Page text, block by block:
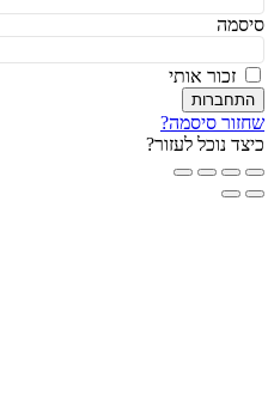
זכור אותי
סיסמה?
נוכל לעזור?